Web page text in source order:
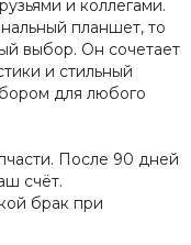
и коллегами.
планшет, то
выбор. Он сочетает
и стильный
для любого
После 90 дней
счёт.
брак при